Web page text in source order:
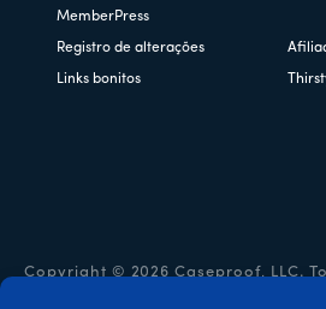
MemberPress
Registro de alterações
Links bonitos
Copyright © 2026 Caseproof, LLC.